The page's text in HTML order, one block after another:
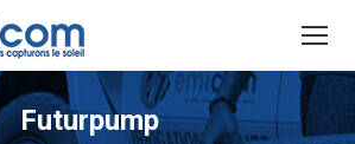
Futurpump